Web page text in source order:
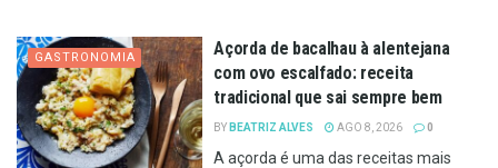
GASTRONOMIA
Açorda de bacalhau à alentejana
com ovo escalfado: receita
tradicional que sai sempre bem
BY BEATRIZ ALVES AGO 8, 2026 0
A açorda é uma das receitas mais